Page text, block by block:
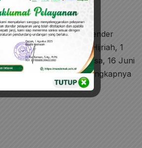
1 Komentar Umum
tahun dalam kalender
Hijriah menuju 1448 Hijriah, 1
jatuh pada hari Selasa, 16 Juni
ini tidak sekadar…Selengkapnya